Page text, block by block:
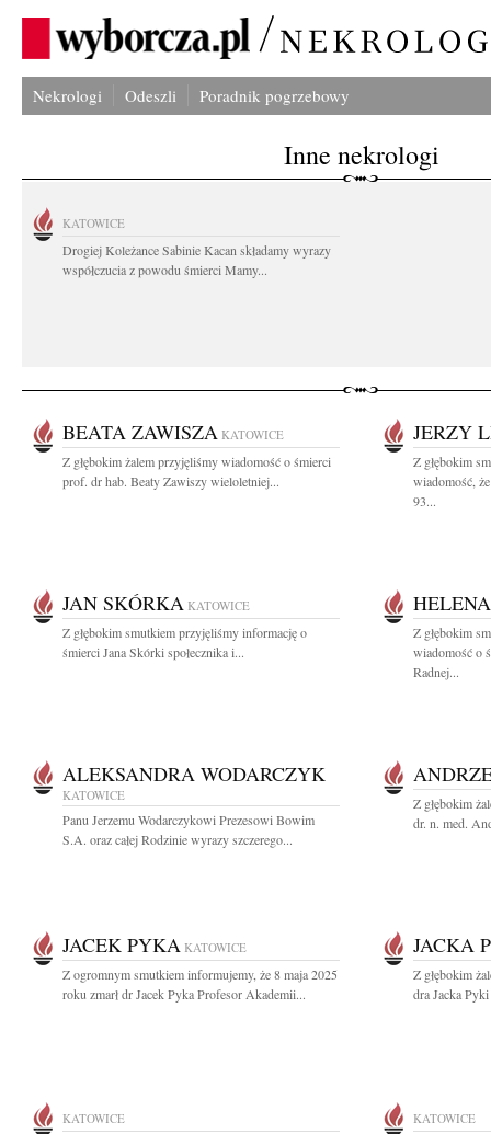
Nekrologi Odeszli Poradnik pogrzebowy
Inne nekrologi
KATOWICE
Drogiej Koleżance Sabinie Kacan składamy wyrazy
współczucia z powodu śmierci Mamy...
BEATA ZAWISZA KATOWICE
Z głębokim żalem przyjęliśmy wiadomość o śmierci
prof. dr hab. Beaty Zawiszy wieloletniej...
JERZY
Z głębokim
wiadomość,
93...
JAN SKÓRKA KATOWICE
Z głębokim smutkiem przyjęliśmy informację o
śmierci Jana Skórki społecznika i...
Z głębokim
wiadomość o
Radnej...
ALEKSANDRA WODARCZYK
KATOWICE
Panu Jerzemu Wodarczykowi Prezesowi Bowim
S.A. oraz całej Rodzinie wyrazy szczerego...
Z głębokim
dr. n. med.
JACEK PYKA KATOWICE
Z ogromnym smutkiem informujemy, że 8 maja 2025
roku zmarł dr Jacek Pyka Profesor Akademii...
JACKA
Z głębokim
dra Jacka
KATOWICE KATOWICE